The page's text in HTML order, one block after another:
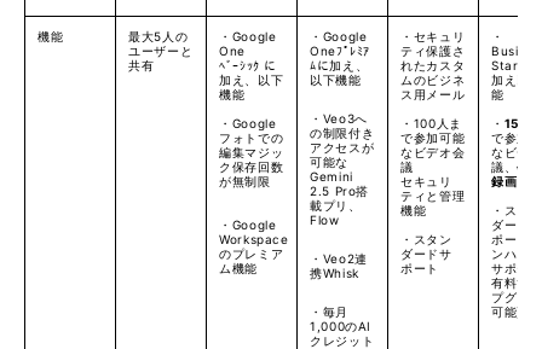
機能
最大5人の
ユーザーと
共有
・Google
One
ﾍﾞｰｼｯｸ に
加え、以下
機能
・Google
フォトでの
編集マジッ
ク保存回数
が無制限
・Google
Workspace
のプレミア
ム機能
・Google
Oneﾌﾟﾚﾐｱ
ﾑに加え、
以下機能
・Veo3へ
の制限付き
アクセスが
可能な
Gemini
2.5 Pro搭
載プリ、
Flow
・Veo2連
携Whisk
・毎月
1,000のAI
クレジット
・セキュリ
ティ保護さ
れたカスタ
ムのビジネ
ス用メール
・100人ま
で参加可能
なビデオ会
議
セキュリ
ティと管理
機能
・スタン
ダードサ
ポート
・
Starter
加え以
能
・ 150
で参加
なビデ
議、会
録画
・スタン
ダードサ
ポート(
ンハン
サポー
有料で
プグレ
可能)